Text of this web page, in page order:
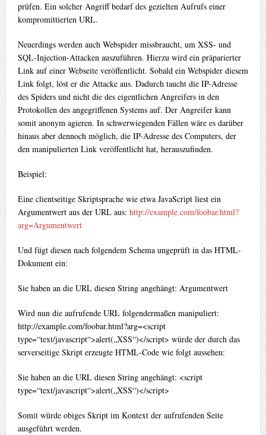
prüfen. Ein solcher Angriff bedarf des gezielten Aufrufs einer
kompromittierten URL.
Neuerdings werden auch Webspider missbraucht, um XSS- und
SQL-Injection-Attacken auszuführen. Hierzu wird ein präparierter
Link auf einer Webseite veröffentlicht. Sobald ein Webspider diesem
Link folgt, löst er die Attacke aus. Dadurch taucht die IP-Adresse
des Spiders und nicht die des eigentlichen Angreifers in den
Protokollen des angegriffenen Systems auf. Der Angreifer kann
somit anonym agieren. In schwerwiegenden Fällen wäre es darüber
hinaus aber dennoch möglich, die IP-Adresse des Computers, der
den manipulierten Link veröffentlicht hat, herauszufinden.
Beispiel:
Eine clientseitige Skriptsprache wie etwa JavaScript liest ein
Argumentwert aus der URL aus: http://example.com/foobar.html?
arg=Argumentwert
Und fügt diesen nach folgendem Schema ungeprüft in das HTML-
Dokument ein:
Sie haben an die URL diesen String angehängt: Argumentwert
Wird nun die aufrufende URL folgendermaßen manipuliert:
http://example.com/foobar.html?arg=<script
type=“text/javascript“>alert(„XSS“)</script> würde der durch das
serverseitige Skript erzeugte HTML-Code wie folgt aussehen:
Sie haben an die URL diesen String angehängt: <script
type=“text/javascript“>alert(„XSS“)</script>
Somit würde obiges Skript im Kontext der aufrufenden Seite
ausgeführt werden.